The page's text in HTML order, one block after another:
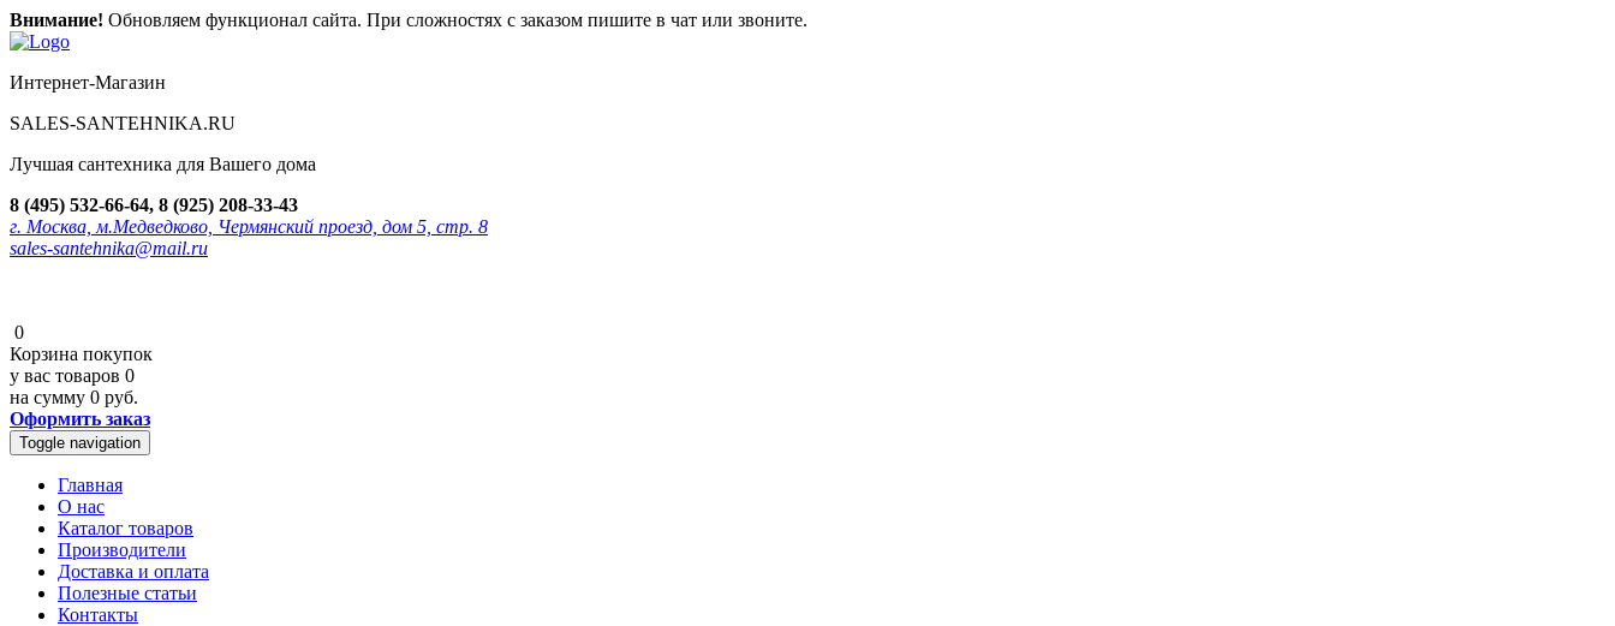
Внимание! Обновляем функционал сайта. При сложностях с заказом пишите в чат или звоните.
Интернет-Магазин
SALES-SANTEHNIKA.RU
Лучшая сантехника для Вашего дома
8 (495) 532-66-64, 8 (925) 208-33-43
г. Москва, м.Медведково, Чермянский проезд, дом 5, стр. 8
sales-santehnika@mail.ru
0
Корзина покупок
у вас товаров 0
на сумму 0 руб.
Оформить заказ
Toggle navigation
Главная
О нас
Каталог товаров
Производители
Доставка и оплата
Полезные статьи
Контакты